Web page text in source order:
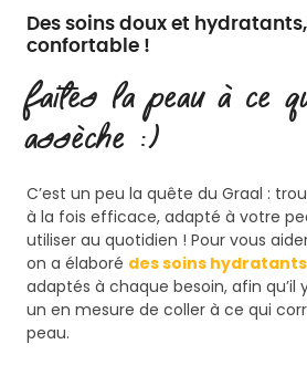
Des soins doux et
confortable !
Faites la peau à ce
assèche :)
C’est un peu la quête du Graal :
à la fois efficace, adapté à votre
utiliser au quotidien ! Pour vous
on a élaboré des soins hydratants
adaptés à chaque besoin, afin
un en mesure de coller à ce qui
peau.